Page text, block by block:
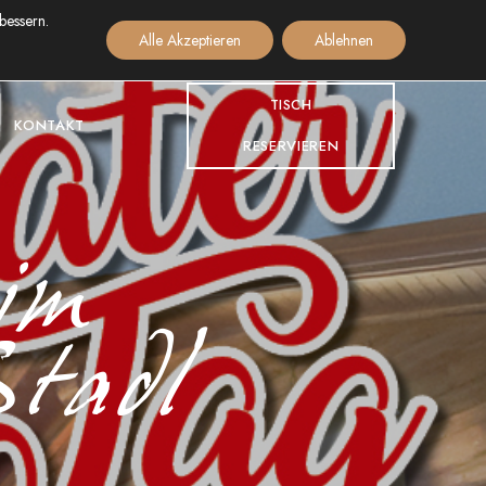
+49(0)8532 927 80 714
KONTAKT
TISCH
RESERVIEREN
Alle Akzeptieren
Ablehnen